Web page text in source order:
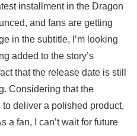
installment in the Dragon
and fans are getting
in the subtitle, I’m looking
added to the story’s
that the release date is still
Considering that the
deliver a polished product,
a fan, I can’t wait for future